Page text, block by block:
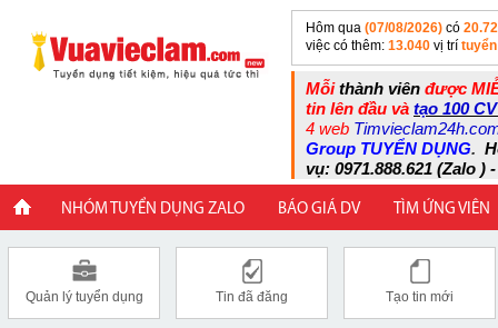
Hôm qua (07/08/2026) có
việc có thêm: 13.040 vị trí
Mỗithành viên được
tin lên đầu và tạo 100
4 web
Group TUYỂN DỤNG.
vụ: 0971.888.621 (Zalo )
NHÓM TUYỂN DỤNG ZALO BÁO GIÁ DV TÌM ỨNG VIÊN
Quản lý tuyển dụng Tin đã đăng Tạo tin mới